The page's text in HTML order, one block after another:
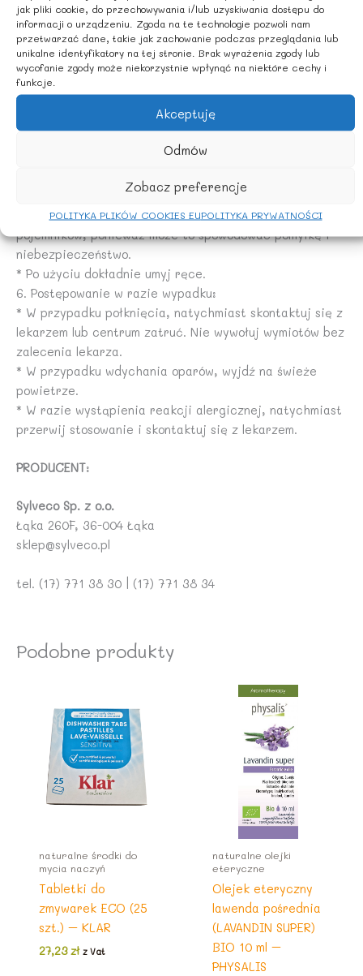
jak pliki cookie, do przechowywania i/lub uzyskiwania dostępu do
informacji o urządzeniu. Zgoda na te technologie pozwoli nam
przetwarzać dane, takie jak zachowanie podczas przeglądania lub
unikalne identyfikatory na tej stronie. Brak wyrażenia zgody lub
wycofanie zgody może niekorzystnie wpłynąć na niektóre cechy i
funkcje.
Akceptuję
Odmów
Zobacz preferencje
POLITYKA PLIKÓW COOKIES EUPOLITYKA PRYWATNOŚCI
ciepła.
4. Ryzyko uszkodzenia powierzchni:
* Przed użyciem środka czyszczącego na delikatnej
powierzchni, sprawdź jego działanie na niewidocznym
obszarze.
* Nie używaj środków czyszczących do powierzchni, do
etykiecie produktu.
* Nie przelewaj środków czyszczących do innych
pojemników, ponieważ może to spowodować pomyłkę i
niebezpieczeństwo.
* Po użyciu dokładnie umyj ręce.
6. Postępowanie w razie wypadku:
* W przypadku połknięcia, natychmiast skontaktuj się z
lekarzem lub centrum zatruć. Nie wywołuj wymiotów bez
zalecenia lekarza.
* W przypadku wdychania oparów, wyjdź na świeże
powietrze.
* W razie wystąpienia reakcji alergicznej, natychmiast
przerwij stosowanie i skontaktuj się z lekarzem.
PRODUCENT:
Sylveco Sp. z o.o.
Łąka 260F, 36-004 Łąka
sklep@sylveco.pl
tel. (17) 771 38 30 | (17) 771 38 34
Podobne produkty
naturalne środki do
mycia naczyń
Tabletki do
zmywarek ECO (25
szt.) – KLAR
27,23zł z Vat
naturalne olejki
eteryczne
Olejek eteryczny
lawenda pośrednia
(LAVANDIN SUPER)
BIO 10 ml –
PHYSALIS